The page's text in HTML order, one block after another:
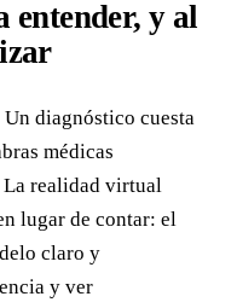
entender, y al
Un diagnóstico cuesta
médicas
La realidad virtual
lugar de contar: el
claro y
y ver